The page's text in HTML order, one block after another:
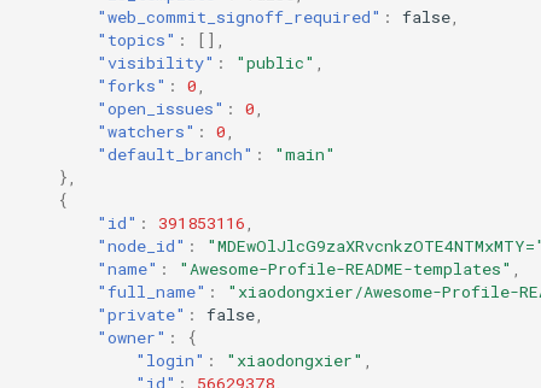
"web_commit_signoff_required" : false
"topics" :
[],
"visibility" : "public"
"forks" : 0
"open_issues" : 0
"watchers" : 0
"default_branch" :
"main"
},
{
"id" : 391853116
"node_id" :
"name" : "Awesome-Profile-README-templates"
"full_name" :
"xiaodongxier/Awesome-Profile-
"private" : false
"owner" :
{
"login" : "xiaodongxier"
"id" : 56629378